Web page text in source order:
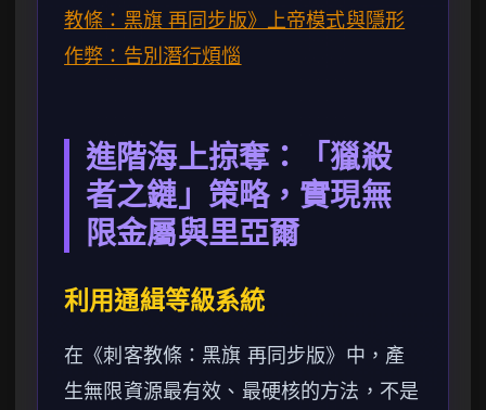
教條：黑旗 再同步版》上帝模式與隱形
作弊：告別潛行煩惱
進階海上掠奪：「獵殺
者之鏈」策略，實現無
限金屬與里亞爾
利用通緝等級系統
在《刺客教條：黑旗 再同步版》中，產
生無限資源最有效、最硬核的方法，不是